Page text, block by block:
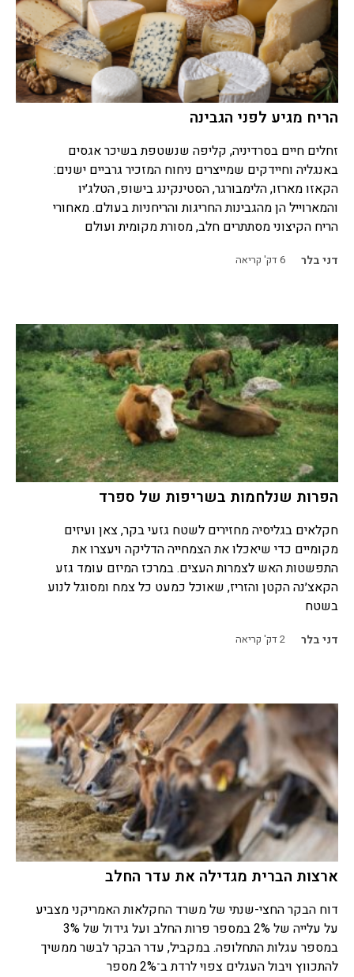
הריח מגיע לפני הגבינה
זחלים חיים בסרדיניה, קליפה שנשטפת בשיכר אגסים
באנגליה וחיידקים שמייצרים ניחוח המזכיר גרביים ישנים:
הקאזו מארזו, הלימבורגר, הסטינקינג בישופ, הטלג׳יו
והמארוייל הן מהגבינות החריגות והריחניות בעולם. מאחורי
הריח הקיצוני מסתתרים חלב, מסורת מקומית ועולם
דני בלר 6דק' קריאה
הפרות שנלחמות בשריפות של ספרד
חקלאים בגליסיה מחזירים לשטח גזעי בקר, צאן ועיזים
מקומיים כדי שיאכלו את הצמחייה הדליקה ויעצרו את
התפשטות האש לצמרות העצים. במרכז המיזם עומד גזע
הקאצ׳נה הקטן והזריז, שאוכל כמעט כל צמח ומסוגל לנוע
בשטח
דני בלר 2דק' קריאה
ארצות הברית מגדילה את עדר החלב
דוח הבקר החצי-שנתי של משרד החקלאות האמריקני מצביע
על עלייה של 2% במספר פרות החלב ועל גידול של 3%
במספר עגלות התחלופה. במקביל, עדר הבקר לבשר ממשיך
להתכווץ ויבול העגלים צפוי לרדת ב־2% מספר